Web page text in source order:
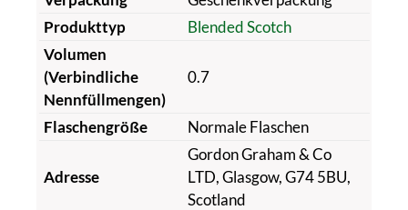
Produkttyp
Blended Scotch
Volumen
(Verbindliche
Nennfüllmengen)
0.7
Flaschengröße Normale Flaschen
Adresse
Gordon Graham & Co
LTD, Glasgow, G74 5BU,
Scotland